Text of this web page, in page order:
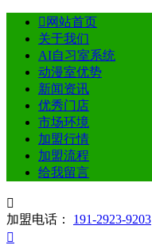
 网站首页
关于我们
AI自习室系统
动漫室优势
新闻资讯
优秀门店
市场环境
加盟行情
加盟流程
给我留言

加盟电话： 191-2923-9203
